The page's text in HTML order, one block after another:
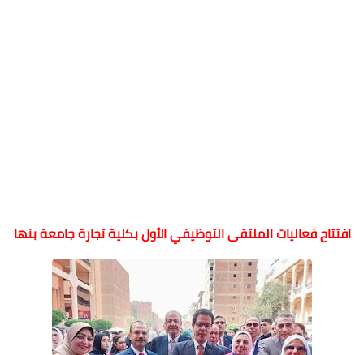
افتتاح فعاليات الملتقى التوظيفي الأول بكلية تجارة جامعة بنها